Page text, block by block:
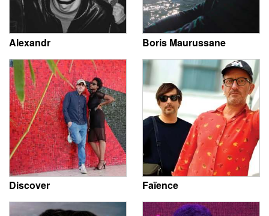
Alexandr Boris Maurussane
Discover Faïence